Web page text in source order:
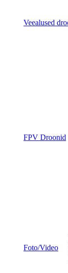
Veealused
FPV Droonid
Foto/Video